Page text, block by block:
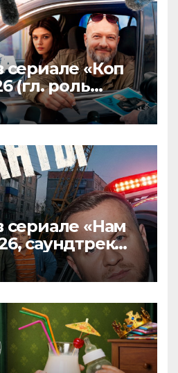
сериале «Коп
(гл. роль
сериале «Нам
саундтрек